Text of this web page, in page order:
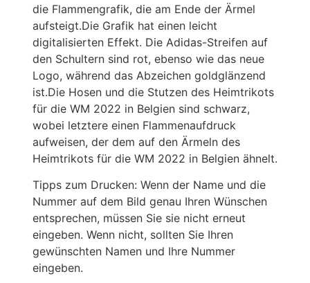
die Flammengrafik, die am Ende der Ärmel
aufsteigt.Die Grafik hat einen leicht
digitalisierten Effekt. Die Adidas-Streifen auf
den Schultern sind rot, ebenso wie das neue
Logo, während das Abzeichen goldglänzend
ist.Die Hosen und die Stutzen des Heimtrikots
für die WM 2022 in Belgien sind schwarz,
wobei letztere einen Flammenaufdruck
aufweisen, der dem auf den Ärmeln des
Heimtrikots für die WM 2022 in Belgien ähnelt.
Tipps zum Drucken: Wenn der Name und die
Nummer auf dem Bild genau Ihren Wünschen
entsprechen, müssen Sie sie nicht erneut
eingeben. Wenn nicht, sollten Sie Ihren
gewünschten Namen und Ihre Nummer
eingeben.